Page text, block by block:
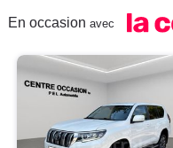
En occasion avec